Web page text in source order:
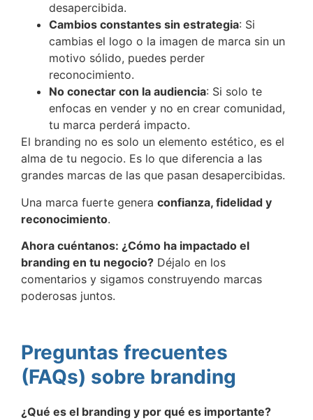
desapercibida.
Cambios constantes sin estrategia: Si
cambias el logo o la imagen de marca sin un
motivo sólido, puedes perder
reconocimiento.
No conectar con la audiencia: Si solo te
enfocas en vender y no en crear comunidad,
tu marca perderá impacto.
El branding no es solo un elemento estético, es el
alma de tu negocio. Es lo que diferencia a las
grandes marcas de las que pasan desapercibidas.
Una marca fuerte genera confianza, fidelidad y
reconocimiento.
Ahora cuéntanos: ¿Cómo ha impactado el
branding en tu negocio? Déjalo en los
comentarios y sigamos construyendo marcas
poderosas juntos.
Preguntas frecuentes
(FAQs) sobre branding
¿Qué es el branding y por qué es importante?